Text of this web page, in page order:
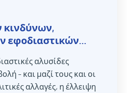
κινδύνων,
εφοδιαστικών
αλυσίδες
– και μαζί τους και οι
αλλαγές, η έλλειψη